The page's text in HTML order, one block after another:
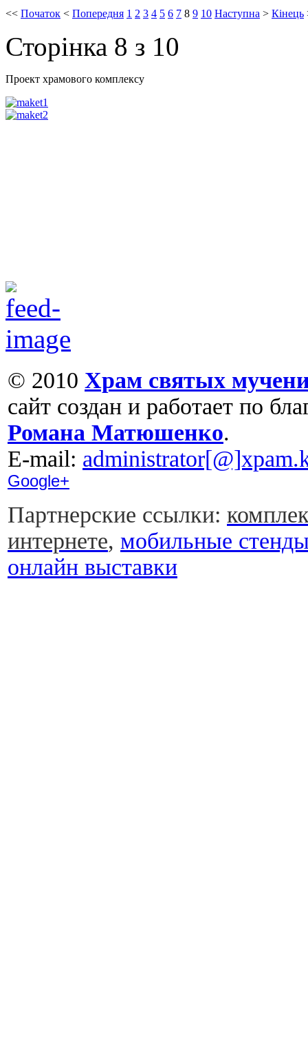
<< Початок < Попередня 1 2 3 4 5 6 7 8 9 10 Наступна > Кінець
Сторінка 8 з 10
Проект храмового комплексу
© 2010 Храм святых
сайт создан и работает по
Романа Матюшенко.
Е-mail:
Google+
Партнерские ссылки:
интернете, мобильные
онлайн выставки